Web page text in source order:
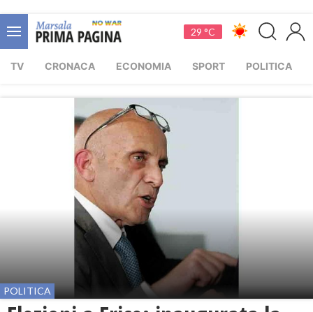
29 °C
TV CRONACA ECONOMIA SPORT POLITICA
POLITICA